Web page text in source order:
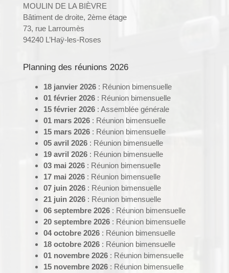
MOULIN DE LA BIÈVRE
Bâtiment de droite, 2ème étage
73, rue Larroumès
94240 L’Haÿ-les-Roses
Planning des réunions 2026
18 janvier 2026: Réunion bimensuelle
01 février 2026: Réunion bimensuelle
15 février 2026: Assemblée générale
01 mars 2026: Réunion bimensuelle
15 mars 2026: Réunion bimensuelle
05 avril 2026: Réunion bimensuelle
19 avril 2026: Réunion bimensuelle
03 mai 2026: Réunion bimensuelle
17 mai 2026 : Réunion bimensuelle
07 juin 2026: Réunion bimensuelle
21 juin 2026: Réunion bimensuelle
06 septembre 2026: Réunion bimensuelle
20 septembre 2026: Réunion bimensuelle
04 octobre 2026: Réunion bimensuelle
18 octobre 2026 : Réunion bimensuelle
01 novembre 2026: Réunion bimensuelle
15 novembre 2026: Réunion bimensuelle